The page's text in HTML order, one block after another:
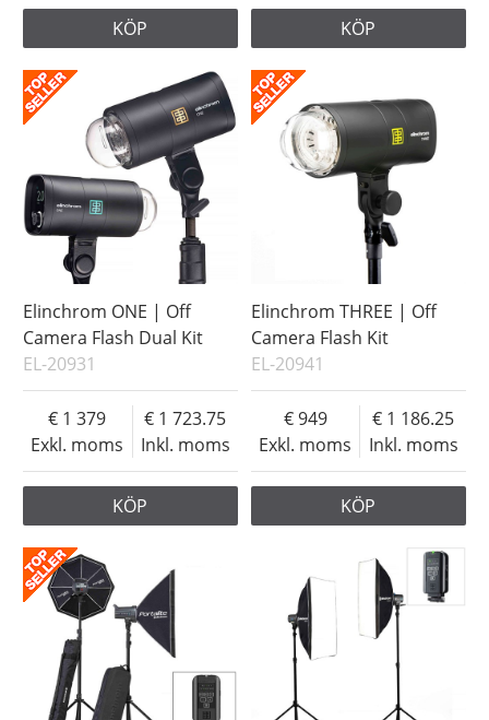
KÖP KÖP
Elinchrom ONE | Off
Camera Flash Dual Kit
EL-20931
Exkl. moms
1 379
Inkl. moms
1 723.75
KÖP
Elinchrom THREE | Off
Camera Flash Kit
EL-20941
Exkl. moms
949
Inkl. moms
1 186.25
KÖP